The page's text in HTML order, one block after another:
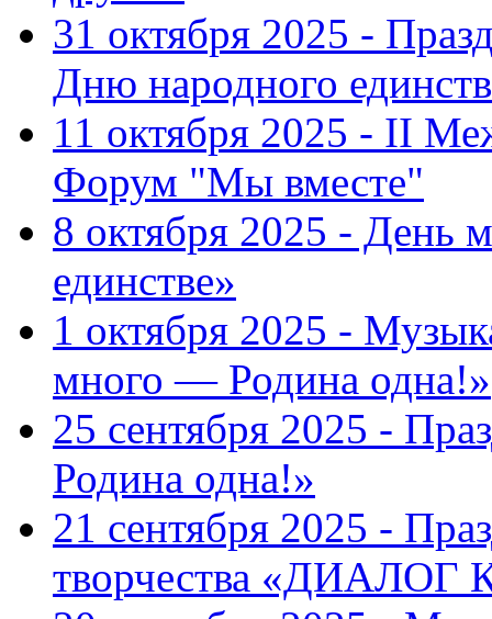
31 октября 2025 -
Дню народного
11 октября 2025 - II
Форум "Мы вместе"
8 октября 2025 - День
единстве»
1 октября 2025 -
много — Родина одна!»
25 сентября 2025 -
Родина одна!»
21 сентября 2025 -
творчества «ДИАЛОГ